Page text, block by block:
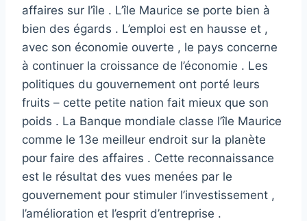
affaires sur l’île . L’île Maurice se porte bien à
bien des égards . L’emploi est en hausse et ,
avec son économie ouverte , le pays concerne
à continuer la croissance de l’économie . Les
politiques du gouvernement ont porté leurs
fruits – cette petite nation fait mieux que son
poids . La Banque mondiale classe l’île Maurice
comme le 13e meilleur endroit sur la planète
pour faire des affaires . Cette reconnaissance
est le résultat des vues menées par le
gouvernement pour stimuler l’investissement ,
l’amélioration et l’esprit d’entreprise .